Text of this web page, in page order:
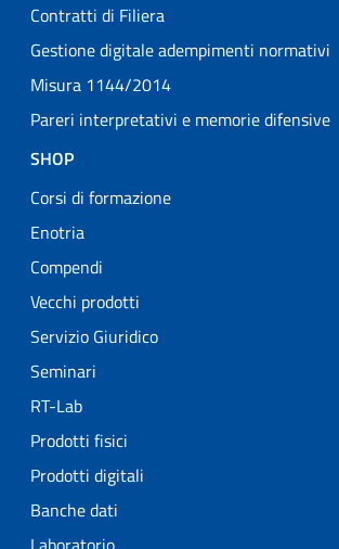
Contratti di Filiera
Gestione digitale adempimenti normativi
Misura 1144/2014
Pareri interpretativi e memorie difensive
SHOP
Corsi di formazione
Enotria
Compendi
Vecchi prodotti
Servizio Giuridico
Seminari
RT-Lab
Prodotti fisici
Prodotti digitali
Banche dati